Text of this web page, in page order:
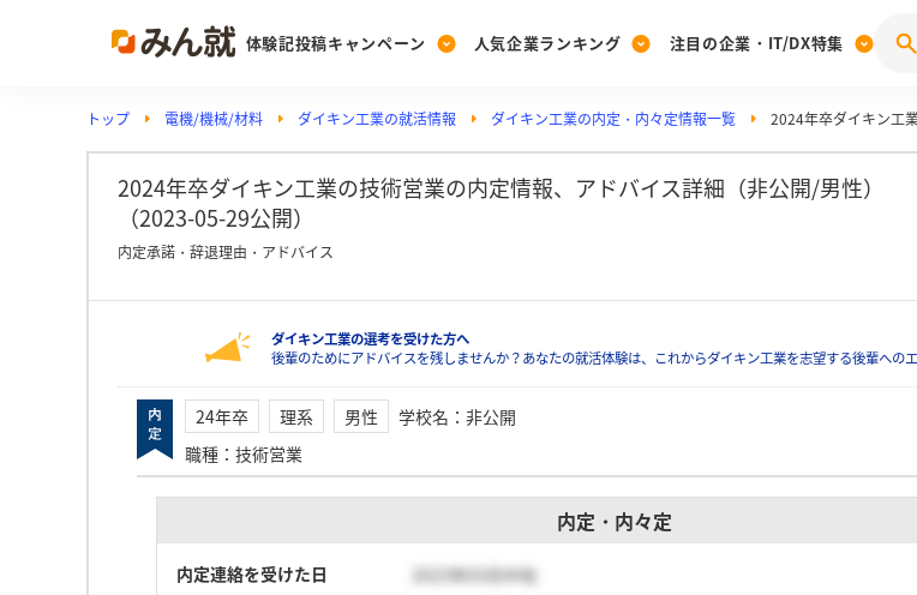
体験記投稿キャンペーン
Post
投稿する
[27卒] 本選考体験記投稿キャンペ
人気企業ランキング
Ranking
ランキングを見る
みんなのDX企業就職ブランド調査
注目の企業・IT/DX特集
PickUp
注目の企業特集
動画で知ろう！業界・企業研究
トップ 電機/機械/材料 ダイキン工業の就活情報 ダイキン工業の内定・内々定情報一覧 2024年卒ダイキン工
2024年卒ダイキン工業の技術営業の内定情報、アドバイス詳細（非公開/男性）
（2023-05-29公開）
内定承諾・辞退理由・アドバイス
ダイキン工業の選考を受けた方へ
後輩のためにアドバイスを残しませんか？あなたの就活体験は、これからダイキン工業を志望する後輩への
24年卒 理系 男性 学校名 ： 非公開
職種 ： 技術営業
内定・内々定
内定連絡を受けた日
2023年03月中旬